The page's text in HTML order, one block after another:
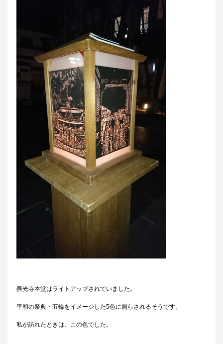
善光寺本堂はライトアップされていました。
平和の祭典・五輪をイメージした5色に照らされるそうです。
私が訪れたときは、この色でした。